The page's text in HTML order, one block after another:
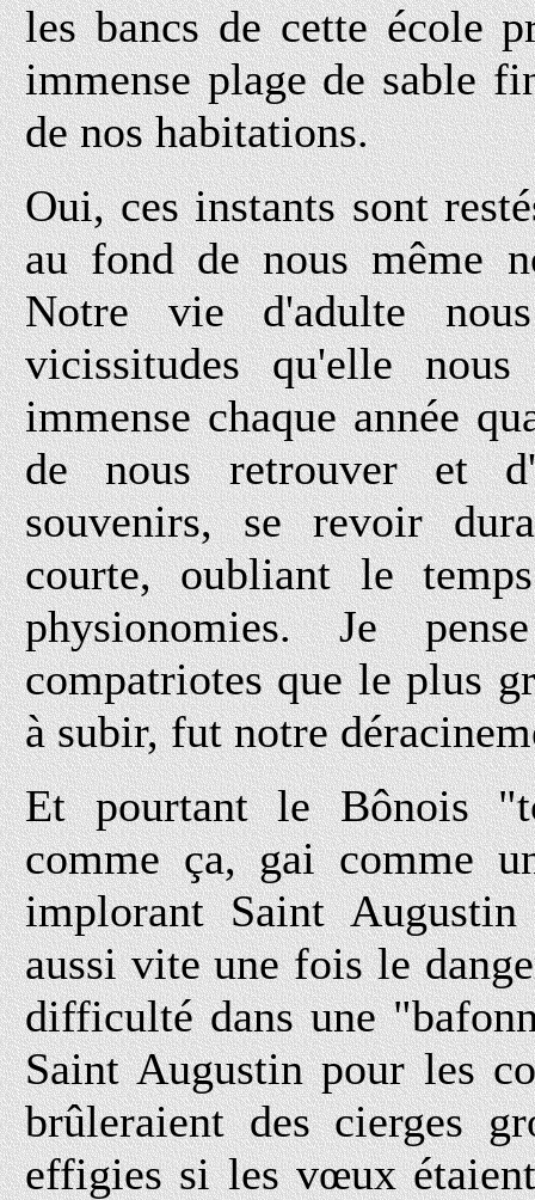
les bancs de cette école
immense plage de sable
de nos habitations.
Oui, ces instants sont
au fond de nous même
Notre vie d'adulte
vicissitudes qu'elle
immense chaque année
de nous retrouver et
souvenirs, se revoir
courte, oubliant le
physionomies. Je
compatriotes que le plus
à subir, fut notre
Et pourtant le Bônois
comme ça, gai comme
implorant Saint
aussi vite une fois le
difficulté dans une
Saint Augustin pour les
brûleraient des cierges
effigies si les vœux